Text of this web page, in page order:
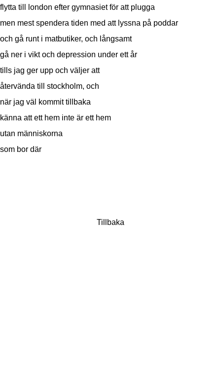
flytta till london efter gymnasiet för att plugga
men mest spendera tiden med att lyssna på poddar
och gå runt i matbutiker, och långsamt
gå ner i vikt och depression under ett år
tills jag ger upp och väljer att
återvända till stockholm, och
när jag väl kommit tillbaka
känna att ett hem inte är ett hem
utan människorna
som bor där
Tillbaka